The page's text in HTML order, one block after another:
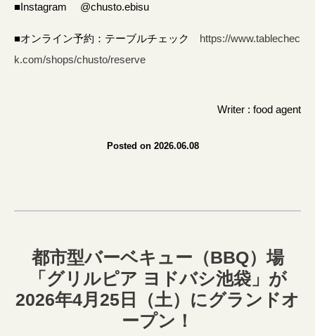
■Instagram @chusto.ebisu
■オンライン予約：テーブルチェック https://www.tablechec
k.com/shops/chusto/reserve
Writer : food agent
Posted on 2026.06.08
都市型バーベキュー（BBQ）場
「グリルピア ヨドバシ池袋」が
2026年4月25日（土）にグランドオ
ープン！